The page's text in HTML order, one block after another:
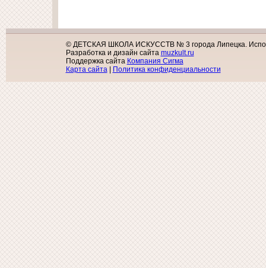
© ДЕТСКАЯ ШКОЛА ИСКУССТВ № 3 города Липецка.
Разработка и дизайн сайта muzkult.ru
Поддержка сайта Компания Сигма
Карта сайта | Политика конфиденциальности